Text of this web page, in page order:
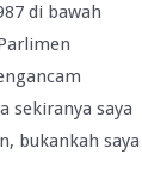
di bawah
sekiranya saya
bukankah saya